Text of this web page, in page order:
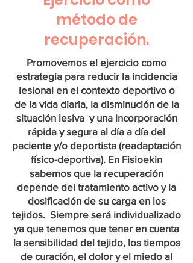
método de
recuperación.
Promovemos el ejercicio como
estrategia para reducir la incidencia
lesional en el contexto deportivo o
de la vida diaria, la disminución de la
situación lesiva y una incorporación
rápida y segura al día a día del
paciente y/o deportista (readaptación
físico-deportiva). En Fisioekin
sabemos que la recuperación
depende del tratamiento activo y la
dosificación de su carga en los
tejidos. Siempre será individualizado
ya que tenemos que tener en cuenta
la sensibilidad del tejido, los tiempos
de curación, el dolor y el miedo al